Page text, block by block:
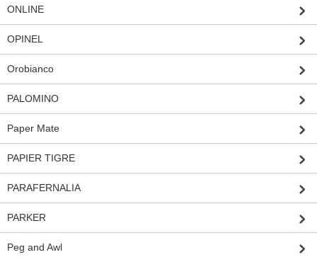
ONLINE
OPINEL
Orobianco
PALOMINO
Paper Mate
PAPIER TIGRE
PARAFERNALIA
PARKER
Peg and Awl